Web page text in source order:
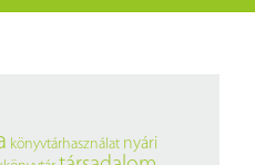
könyvtárhasználat nyári